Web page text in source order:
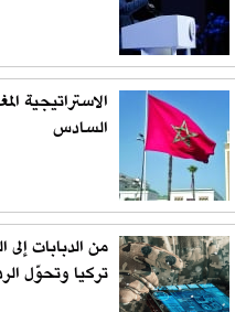
الاستراتيجية
السادس
من الدبابات
تركيا وتحوّل